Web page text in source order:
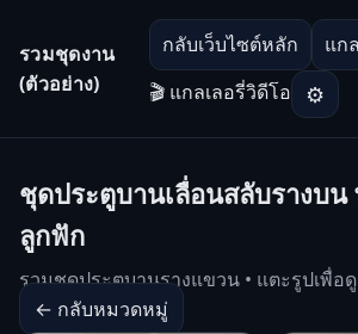
รวมชุดงาน
(ตัวอย่าง)
กลับเว็บไซต์หลัก
แก
🎬 แกลเลอรี่วิดีโอ
⚙
ชุดประตูบานเลื่อนสลับรางบ
ลูกฟัก
รวมชุดประตูบานรางแขวน • แตะรูปเพื่อ
← กลับหมวดหมู่